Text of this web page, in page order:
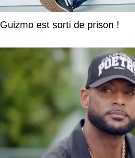
Guizmo est sorti de prison !